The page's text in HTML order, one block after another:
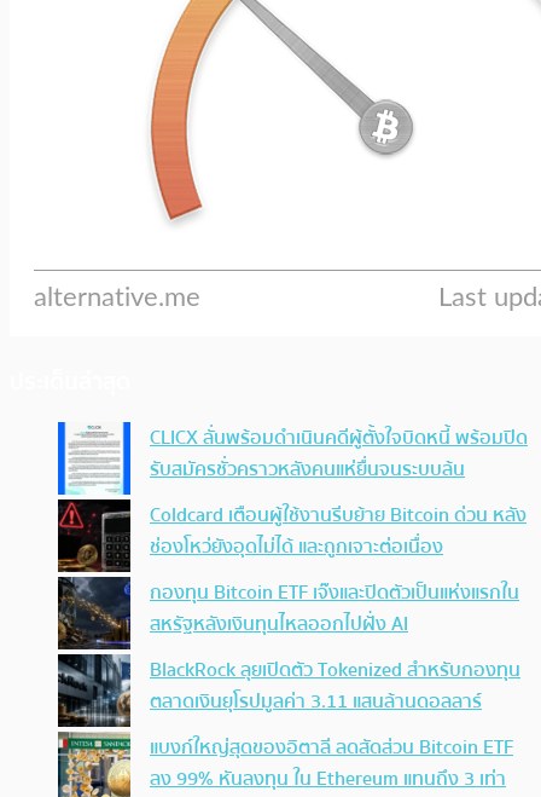
CLICX ลั่นพร้อมดำเนินคดีผู้ตั้งใจบิดหนี้ พร้อมปิด
รับสมัครชั่วคราวหลังคนแห่ยื่นจนระบบล้น
Coldcard เตือนผู้ใช้งานรีบย้าย Bitcoin ด่วน หลัง
ช่องโหว่ยังอุดไม่ได้ และถูกเจาะต่อเนื่อง
กองทุน Bitcoin ETF เจ๊งและปิดตัวเป็นแห่งแรกใน
สหรัฐหลังเงินทุนไหลออกไปฝั่ง AI
BlackRock ลุยเปิดตัว Tokenized สำหรับกองทุน
ตลาดเงินยุโรปมูลค่า 3.11 แสนล้านดอลลาร์
แบงก์ใหญ่สุดของอิตาลี ลดสัดส่วน Bitcoin ETF
ลง 99% หันลงทุน ใน Ethereum แทนถึง 3 เท่า